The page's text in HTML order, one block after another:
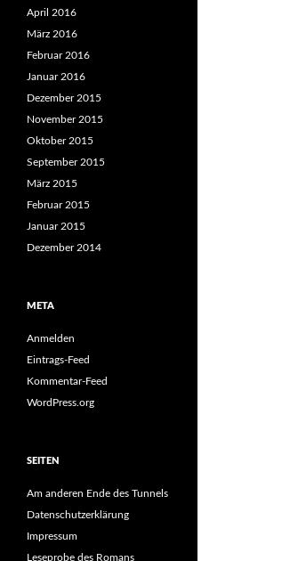
April 2016
März 2016
Februar 2016
Januar 2016
Dezember 2015
November 2015
Oktober 2015
September 2015
März 2015
Februar 2015
Januar 2015
Dezember 2014
META
Anmelden
Eintrags-Feed
Kommentar-Feed
WordPress.org
SEITEN
Am anderen Ende des Tunnels
Datenschutzerklärung
Impressum
Leseprobe des Romans